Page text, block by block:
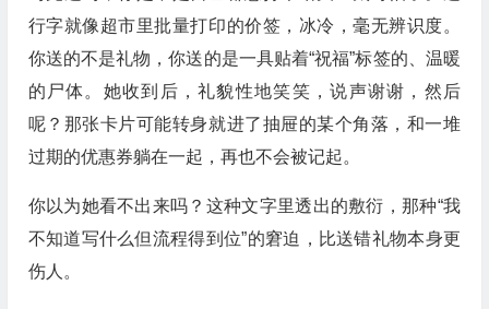
行字就像超市里批量打印的价签，冰冷，毫无辨识度。
你送的不是礼物，你送的是一具贴着“祝福”标签的、温暖
的尸体。她收到后，礼貌性地笑笑，说声谢谢，然后
呢？那张卡片可能转身就进了抽屉的某个角落，和一堆
过期的优惠券躺在一起，再也不会被记起。
你以为她看不出来吗？这种文字里透出的敷衍，那种“我
不知道写什么但流程得到位”的窘迫，比送错礼物本身更
伤人。